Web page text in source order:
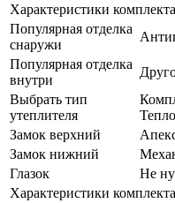
Характеристики
Популярная отделка
снаружи
Популярная отделка
внутри
Выбрать тип
утеплителя
Замок верхний
Замок нижний
Глазок
Не
Характеристики